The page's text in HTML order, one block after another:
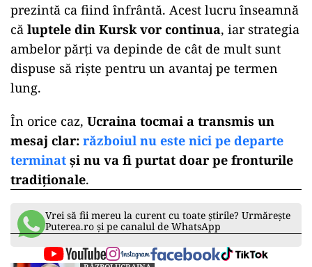
prezintă ca fiind înfrântă. Acest lucru înseamnă
că luptele din Kursk vor continua, iar strategia
ambelor părți va depinde de cât de mult sunt
dispuse să riște pentru un avantaj pe termen
lung.
În orice caz, Ucraina tocmai a transmis un
mesaj clar: războiul nu este nici pe departe
terminat și nu va fi purtat doar pe fronturile
tradiționale.
Vrei să fii mereu la curent cu toate știrile? Urmărește
Puterea.ro și pe canalul de WhatsApp